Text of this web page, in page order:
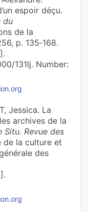
espoir déçu.
du
de la
p. 135‑168.
131lj. Number:
Jessica. La
archives de la
Situ. Revue des
de la culture et
des